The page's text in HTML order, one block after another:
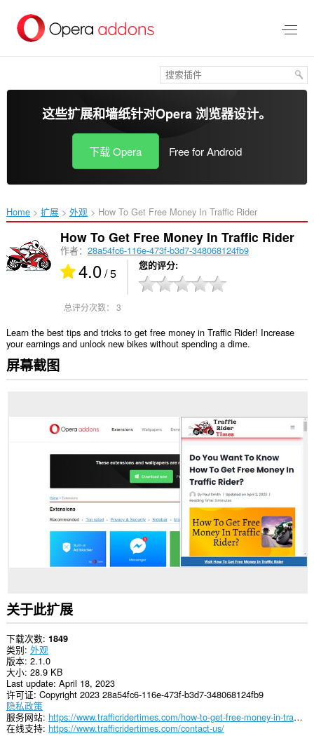
这些扩展和墙纸针对Opera 浏览器设计。
下载 Opera Free for Android
Home 扩展 外观 How To Get Free Money In Traffic Rider‎
How To Get Free Money In Traffic Rider
作者： 28a54fc6-116e-473f-b3d7-348068124fb9
4.0/ 5 您的评分
总评分次数： 3
Learn the best tips and tricks to get free money in Traffic Rider! Increase
your earnings and unlock new bikes without spending a dime.
屏幕截图
关于此扩展
下载次数 1849
类别 外观
版本 2.1.0
大小 28.9 KB
Last update April 18, 2023
许可证 Copyright 2023 28a54fc6-116e-473f-b3d7-348068124fb9
隐私政策
服务网站
https://www.trafficridertimes.com/how-to-get-free-money-in-traffic-rider/
在线支持 https://www.trafficridertimes.com/contact-us/